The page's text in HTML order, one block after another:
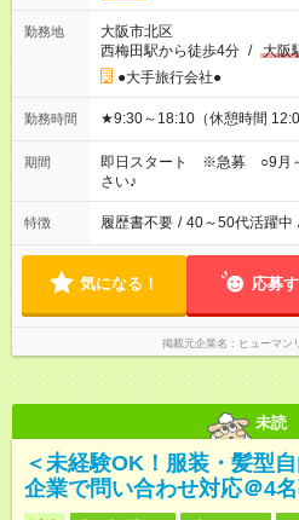
勤務地
大阪市北区
西梅田駅から徒歩4分 / 大阪
●大手旅行会社●
勤務時間 ★9:30～18:10（休憩時間
期間
即日スタート ※急募 ○9月
さい♪
特徴 履歴書不要 / 40～50代活躍中
気になる！ 応募
掲載元企業名 ヒューマン
未読
＜未経験OK！服装・髪型
企業で問い合わせ対応＠4